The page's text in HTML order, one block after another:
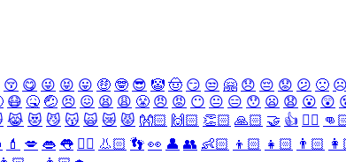
😚 😋 😜 😝 😛 🤑 🤓 😎 🤡 🤠 😏 😒 🤗 😞 😔 😟 😕 🙁 ☹️
😷 🤒 🤕 😣 😖 😫 😩 😤 😠 😡 😶 😐 😑 😯 😦 😧 😮 😲
😹 😻 😼 😽 🙀 😿 😾 👐🏻 🙌🏻 👏🏻 🙏🏻 🤝 👍 👎🏻
💄 💋 👄 👅 👂🏻 👃🏻 👣 👀 👤 👥 👶🏻 👦🏻 👧🏻 👨🏻